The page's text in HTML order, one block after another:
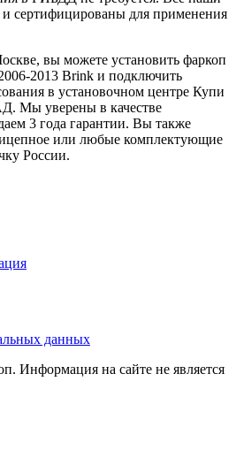
сертифицированы для применения
вы можете установить фаркоп
2013 Brink и подключить
в установочном центре Купи
Мы уверены в качестве
3 года гарантии. Вы также
или любые комплектующие
России.
данных
Информация на сайте не является